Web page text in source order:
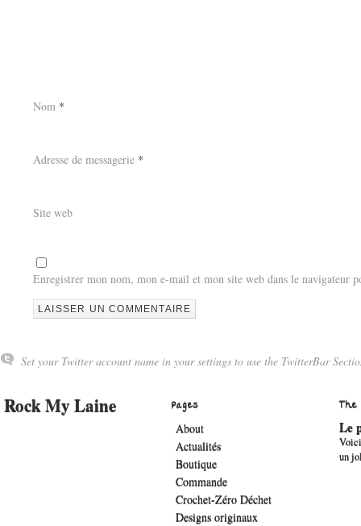
Nom *
Adresse de messagerie *
Site web
Enregistrer mon nom, mon e-mail et mon site web dans le navigateur
Set your Twitter account name in your settings to use the TwitterBar
Rock My Laine Pages
About
Actualités
Boutique
Commande
Crochet-Zéro Déchet
Designs originaux
Le
un